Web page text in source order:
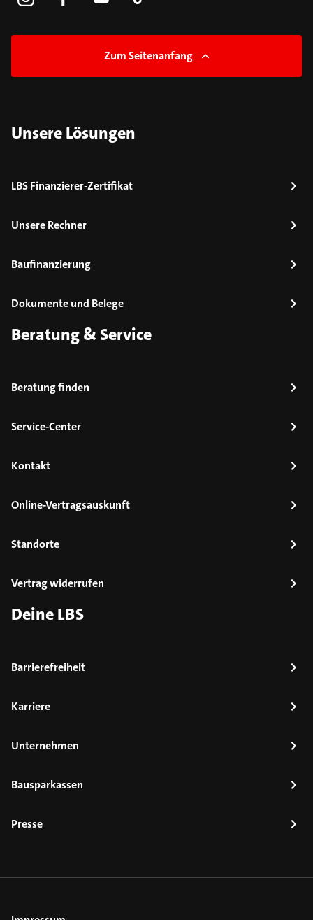
Zum Seitenanfang
Unsere Lösungen
LBS Finanzierer-Zertifikat
Unsere Rechner
Baufinanzierung
Dokumente und Belege
Beratung & Service
Beratung finden
Service-Center
Kontakt
Online-Vertragsauskunft
Standorte
Vertrag widerrufen
Deine LBS
Barrierefreiheit
Karriere
Unternehmen
Bausparkassen
Presse